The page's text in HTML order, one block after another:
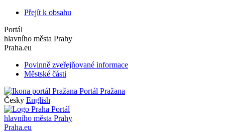
Přejít k obsahu
Portál
hlavního města Prahy
Praha.eu
Povinně zveřejňované informace
Městské části
Portál Pražana
Česky English
Portál
hlavního města Prahy
Praha.eu